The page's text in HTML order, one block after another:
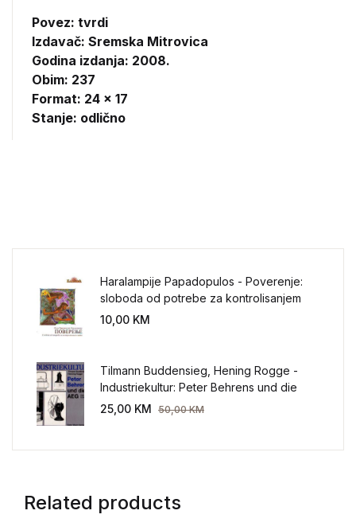
Povez: tvrdi
Izdavač: Sremska Mitrovica
Godina izdanja: 2008.
Obim: 237
Format: 24 x 17
Stanje: odlično
Haralampije Papadopulos - Poverenje:
sloboda od potrebe za kontrolisanjem
sveta
10,00 KM
Tilmann Buddensieg, Hening Rogge -
Industriekultur: Peter Behrens und die
AEG 1907-1914.
25,00 KM 50,00KM
Related products